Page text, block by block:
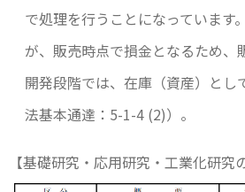
で処理を行うことになっています
が、販売時点で損金となるため、
開発段階では、在庫（資産）とし
法基本通達：5-1-4 (2)）。
【基礎研究・応用研究・工業化研究